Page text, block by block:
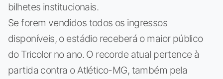
bilhetes institucionais.
Se forem vendidos todos os ingressos
disponíveis, o estádio receberá o maior público
do Tricolor no ano. O recorde atual pertence à
partida contra o Atlético-MG, também pela